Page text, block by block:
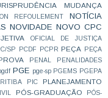
MUDANÇA
REFOULEMENT
NOTÍCIA
NOVIDADE NOVO CPC
OFICIAL DE JUSTIÇA
SP PCDF PCPR PEÇA
PEÇA
PENAL PENALIDADES
PGE pge-sp PGEMS PGEPA
PIC PLANEJAMENTO
PÓS-GRADUAÇÃO
PÓS-